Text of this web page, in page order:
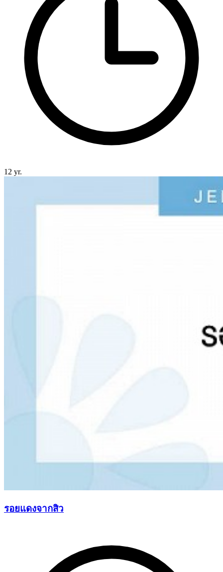
12 yr.
รอยแดงจากสิว